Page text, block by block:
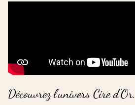
Découvrez l'univers Cire d'Or.